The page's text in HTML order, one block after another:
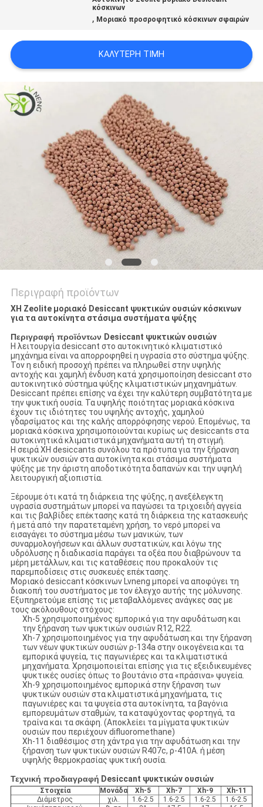
ΥΠΟΘΈΣΕΙΣ
ΖΗΤΉΣΤΕ
ΜΙΑ
ΠΡΟΣΦΟΡΆ
SITEMAP
PRIVACY
κόσκινων
, Μοριακό προσροφητικό κόσκινων σφαιρών
ΚΑΛΎΤΕΡΗ ΤΙΜΉ
Περιγραφή προϊόντων
XH Zeolite μοριακό Desiccant ψυκτικών ουσιών κόσκινων
για τα αυτοκίνητα στάσιμα συστήματα ψύξης
Περιγραφή προϊόντων Desiccant ψυκτικών ουσιών
Η λειτουργία desiccant στο αυτοκινητικό κλιματιστικό
μηχάνημα είναι να απορροφηθεί η υγρασία στο σύστημα ψύξης.
Τον η ειδική προσοχή πρέπει να πληρωθεί στην υψηλής
αντοχής και χαμηλή ένδυση κατά χρησιμοποίηση desiccant στο
αυτοκινητικό σύστημα ψύξης κλιματιστικών μηχανημάτων.
Desiccant πρέπει επίσης να έχει την καλύτερη συμβατότητα με
την ψυκτική ουσία. Τα υψηλής ποιότητας μοριακά κόσκινα
έχουν τις ιδιότητες του υψηλής αντοχής, χαμηλού
γδαρσίματος και της καλής απορρόφησης νερού. Επομένως, τα
μοριακά κόσκινα χρησιμοποιούνται κυρίως ως desiccants στα
αυτοκινητικά κλιματιστικά μηχανήματα αυτή τη στιγμή.
Η σειρά XH desiccants συνόλου τα πρότυπα για την ξήρανση
ψυκτικών ουσιών στα αυτοκίνητα και στάσιμα συστήματα
ψύξης με την άριστη αποδοτικότητα δαπανών και την υψηλή
λειτουργική αξιοπιστία.
Ξέρουμε ότι κατά τη διάρκεια της ψύξης, η ανεξέλεγκτη
υγρασία συστημάτων μπορεί να παγώσει τα τριχοειδή αγγεία
και τις βαλβίδες επέκτασης κατά τη διάρκεια της κατασκευής
ή μετά από την παρατεταμένη χρήση, το νερό μπορεί να
εισαγάγει το σύστημα μέσω των μανικών, των
συναρμολογήσεων και άλλων συστατικών, και λόγω της
υδρόλυσης η διαδικασία παράγει τα οξέα που διαβρώνουν τα
μέρη μετάλλων, και τις καταθέσεις που προκαλούν τις
παρεμποδίσεις στις συσκευές επέκτασης.
Μοριακό desiccant κόσκινων Lvneng μπορεί να αποφύγει τη
διακοπή του συστήματος με τον έλεγχο αυτής της μόλυνσης.
Εξυπηρετούμε επίσης τις μεταβαλλόμενες ανάγκες σας με
τους ακόλουθους στόχους:
Xh-5 χρησιμοποιημένος εμπορικά για την αφυδάτωση και
την ξήρανση των ψυκτικών ουσιών R12, R22.
Xh-7 χρησιμοποιημένος για την αφυδάτωση και την ξήρανση
των νέων ψυκτικών ουσιών ρ-134a στην οικογένεια και τα
εμπορικά ψυγεία, τις παγωνιέρες και τα κλιματιστικά
μηχανήματα. Χρησιμοποιείται επίσης για τις εξειδικευμένες
ψυκτικές ουσίες όπως το βουτάνιο στα «πράσινα» ψυγεία.
Xh-9 χρησιμοποιημένος εμπορικά στην ξήρανση των
ψυκτικών ουσιών στα κλιματιστικά μηχανήματα, τις
παγωνιέρες και τα ψυγεία στα αυτοκίνητα, τα βαγόνια
εμπορευμάτων σταθμών, τα καταψύχοντας φορτηγά, τα
τραίνα και τα σκάφη. (Αποκλείει τα μίγματα ψυκτικών
ουσιών που περιέχουν difluoromethane)
Xh-11 διαθέσιμος στη χάντρα για την αφυδάτωση και την
ξήρανση των ψυκτικών ουσιών R407c, ρ-410A. ή μέση
υψηλής θερμοκρασίας ψυκτική ουσία.
Τεχνική προδιαγραφή Desiccant ψυκτικών ουσιών
Στοιχεία Μονάδα Xh-5 Xh-7 Xh-9
Xh-11
Διάμετρος
χιλ. 1.6-2.5 1.6-2.5 1.6-2.5
1.6-2.5